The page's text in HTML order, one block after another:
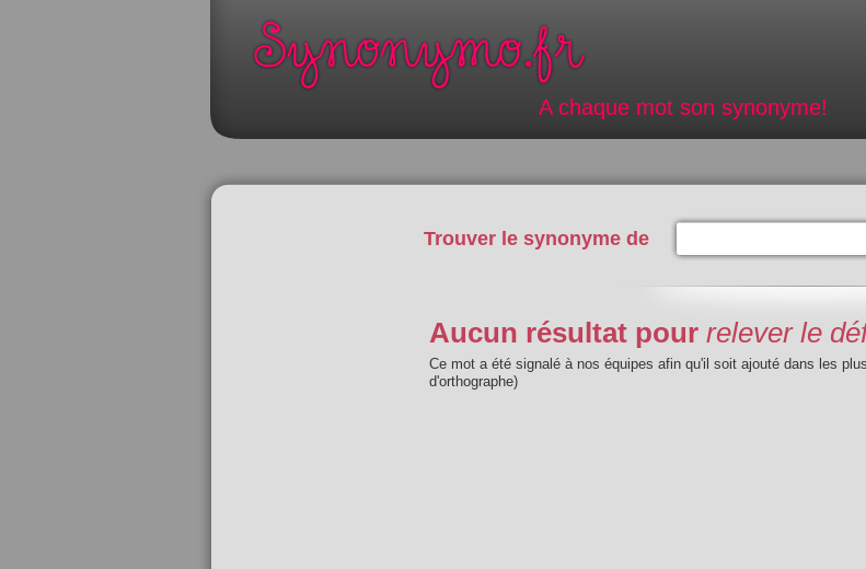
A chaque mot son synonyme!
Trouver le synonyme de
Aucun résultat pour relever le
Ce mot a été signalé à nos équipes afin qu'il soit ajouté dans les
d'orthographe)